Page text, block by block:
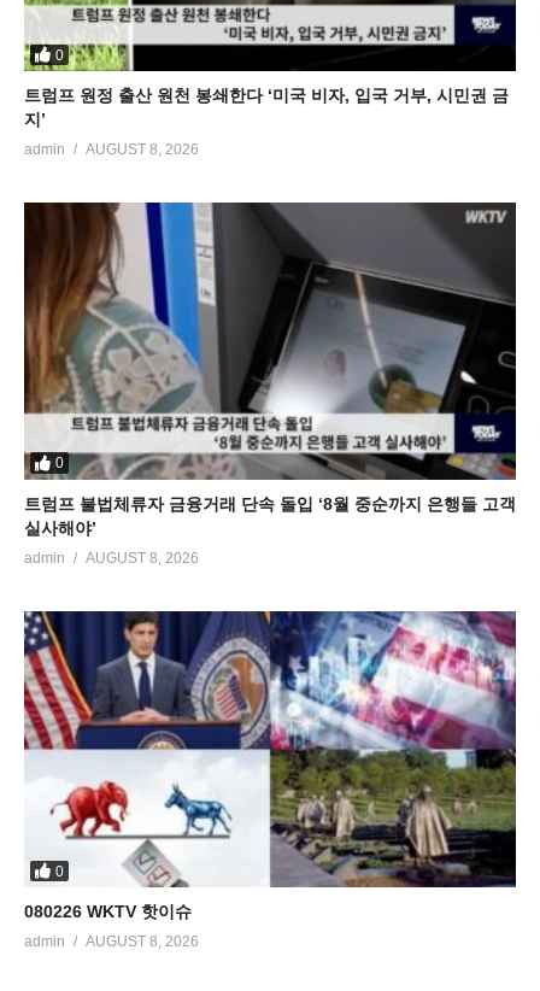
0
트럼프 원정 출산 원천 봉쇄한다 ‘미국 비자, 입국 거부, 시민권 금
지’
admin AUGUST 8, 2026
0
트럼프 불법체류자 금융거래 단속 돌입 ‘8월 중순까지 은행들 고객
실사해야’
admin AUGUST 8, 2026
0
080226 WKTV 핫이슈
admin AUGUST 8, 2026